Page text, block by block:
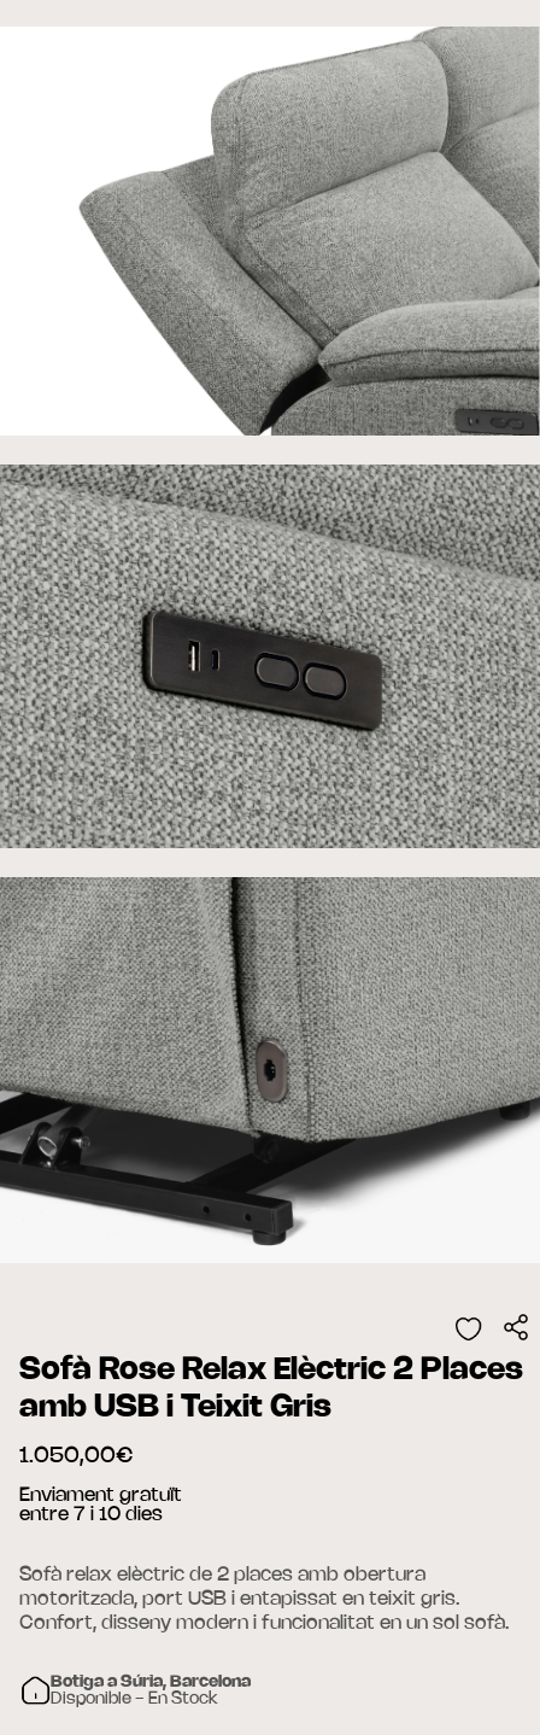
Sofà Rose Relax Elèctric 2 Places
amb USB i Teixit Gris
1.050,00€
Enviament gratuït
entre 7 i 10 dies
Sofà relax elèctric de 2 places amb obertura
motoritzada, port USB i entapissat en teixit gris.
Confort, disseny modern i funcionalitat en un sol sofà.
Botiga a Súria, Barcelona
Disponible - En Stock